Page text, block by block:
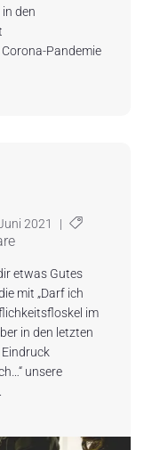
den
Pandemie
2021 |
etwas Gutes
mit „Darf ich
im
in den letzten
unsere